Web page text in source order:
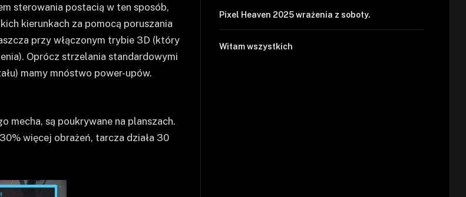
sterowania postacią w ten sposób,
kierunkach za pomocą poruszania
przy włączonym trybie 3D (który
Oprócz strzelania standardowymi
mamy mnóstwo power-upów.
mecha, są poukrywane na planszach.
więcej obrażeń, tarcza działa 30
Pixel Heaven 2025 wrażenia z soboty.
Witam wszystkich